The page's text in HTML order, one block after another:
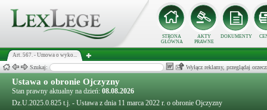
STRONA
GŁÓWNA
AKTY
PRAWNE
DOKUMENTY
Art. 567. - Umowa o wyko...
Szukaj: Wyłącz reklamy, przeglądaj
Ustawa o obronie Ojczyzny
Stan prawny aktualny na dzień: 08.08.2026
Dz.U.2025.0.825 t.j. - Ustawa z dnia 11 marca 2022 r. o obronie Ojczyzny